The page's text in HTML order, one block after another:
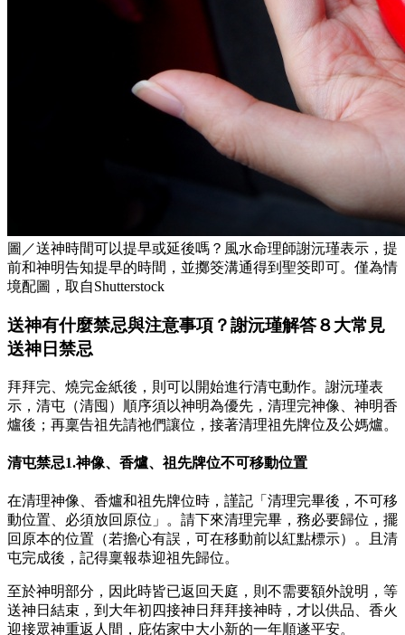
圖／送神時間可以提早或延後嗎？風水命理師謝沅瑾表示，提
前和神明告知提早的時間，並擲筊溝通得到聖筊即可。僅為情
境配圖，取自Shutterstock
送神有什麼禁忌與注意事項？謝沅瑾解答８大常見
送神日禁忌
拜拜完、燒完金紙後，則可以開始進行清屯動作。謝沅瑾表
示，清屯（清囤）順序須以神明為優先，清理完神像、神明香
爐後；再稟告祖先請祂們讓位，接著清理祖先牌位及公媽爐。
清屯禁忌1.神像、香爐、祖先牌位不可移動位置
在清理神像、香爐和祖先牌位時，謹記「清理完畢後，不可移
動位置、必須放回原位」。請下來清理完畢，務必要歸位，擺
回原本的位置（若擔心有誤，可在移動前以紅點標示）。且清
屯完成後，記得稟報恭迎祖先歸位。
至於神明部分，因此時皆已返回天庭，則不需要額外說明，等
送神日結束，到大年初四接神日拜拜接神時，才以供品、香火
迎接眾神重返人間，庇佑家中大小新的一年順遂平安。